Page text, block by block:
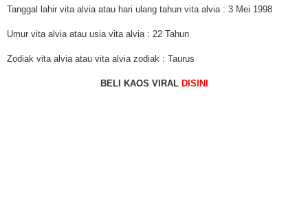
Tanggal lahir vita alvia atau hari ulang tahun vita alvia : 3 Mei 1998
Umur vita alvia atau usia vita alvia : 22 Tahun
Zodiak vita alvia atau vita alvia zodiak : Taurus
BELI KAOS VIRAL DISINI